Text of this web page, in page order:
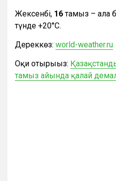
Жексенбі, 16тамыз – ала
түнде +20°С.
Дереккөз: world-weather.ru
Оқи отырыңыз:
тамыз айында қалай